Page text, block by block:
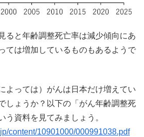
ると年齢調整死亡率は減少傾向にあ
ては増加しているものもあるようで
よっては）がんは日本だけ増えてい
しょうか？以下の「がん年齢調整死
う資料を見てみましょう。
content/10901000/000991038.pdf